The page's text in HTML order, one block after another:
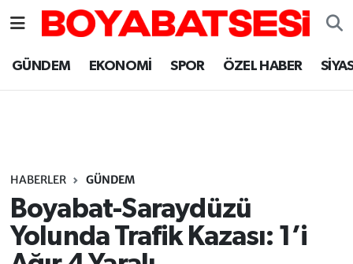
GÜNDEM EKONOMİ SPOR ÖZEL HABER
HABERLER GÜNDEM
Boyabat-Saraydüzü
Yolunda Trafik Kazası: 1’i
Sinop Nöbetçi Eczaneler
Sinop Trafik Yoğunluk Haritası
Süper Lig Puan Durumu ve Fikstür